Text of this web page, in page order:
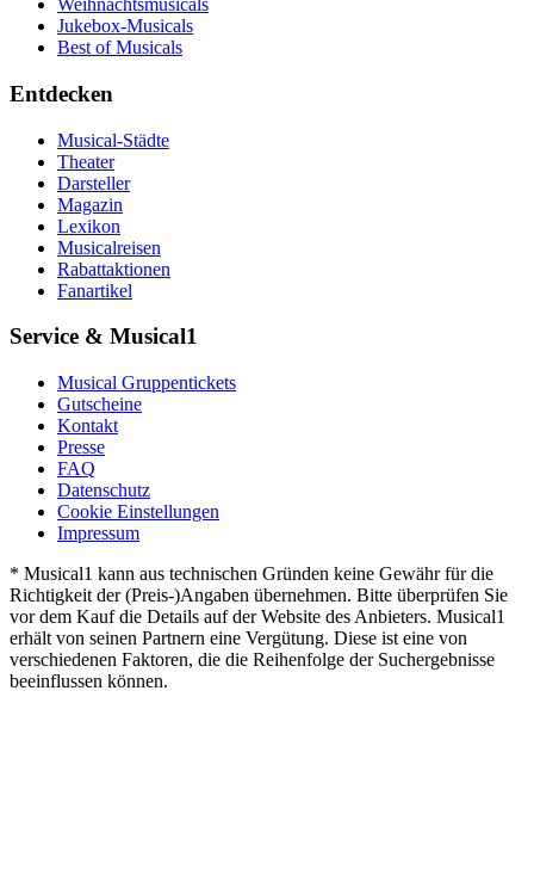
Weihnachtsmusicals
Jukebox-Musicals
Best of Musicals
Entdecken
Musical-Städte
Theater
Darsteller
Magazin
Lexikon
Musicalreisen
Rabattaktionen
Fanartikel
Service & Musical1
Musical Gruppentickets
Gutscheine
Kontakt
Presse
FAQ
Datenschutz
Cookie Einstellungen
Impressum
* Musical1 kann aus technischen Gründen keine Gewähr für die
Richtigkeit der (Preis-)Angaben übernehmen. Bitte überprüfen Sie
vor dem Kauf die Details auf der Website des Anbieters. Musical1
erhält von seinen Partnern eine Vergütung. Diese ist eine von
verschiedenen Faktoren, die die Reihenfolge der Suchergebnisse
beeinflussen können.